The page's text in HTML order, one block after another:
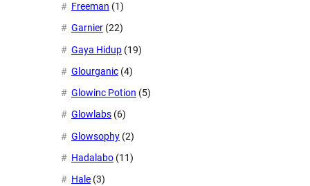
Freeman (1)
Garnier (22)
Gaya Hidup (19)
Glourganic (4)
Glowinc Potion (5)
Glowlabs (6)
Glowsophy (2)
Hadalabo (11)
Hale (3)